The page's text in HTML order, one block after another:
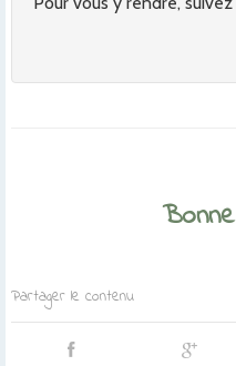
Partager le contenu